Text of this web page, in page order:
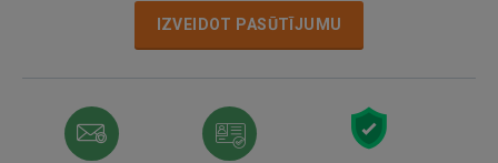
IZVEIDOT PASŪTĪJUMU